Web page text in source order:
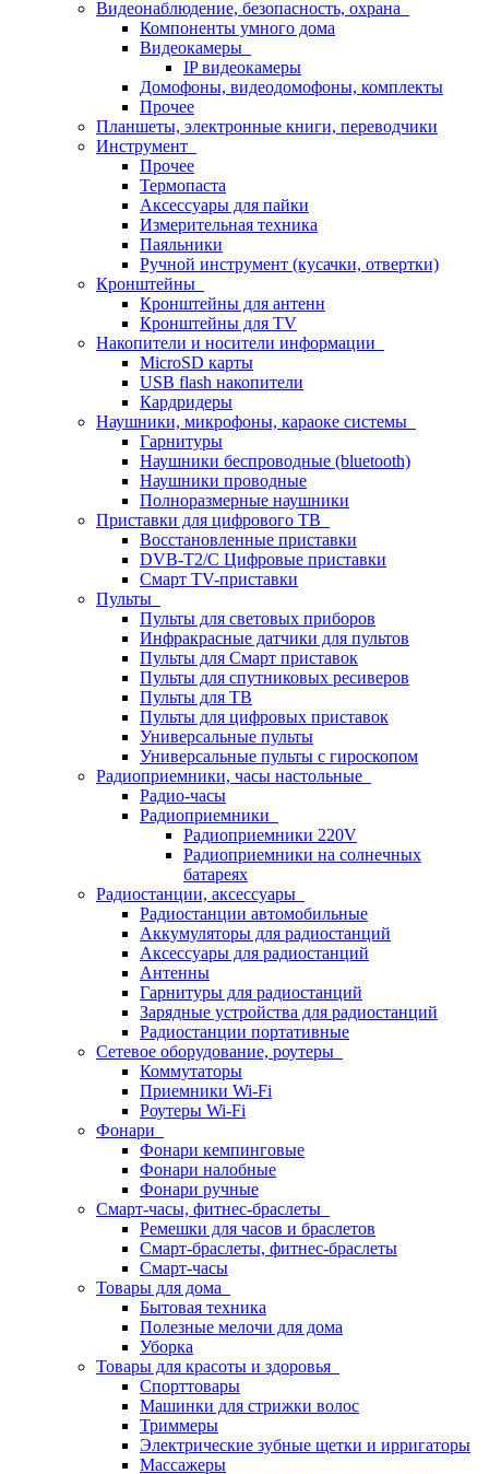
Видеонаблюдение, безопасность, охрана
Компоненты умного дома
Видеокамеры
IP видеокамеры
Домофоны, видеодомофоны, комплекты
Прочее
Планшеты, электронные книги, переводчики
Инструмент
Прочее
Термопаста
Аксессуары для пайки
Измерительная техника
Паяльники
Ручной инструмент (кусачки, отвертки)
Кронштейны
Кронштейны для антенн
Кронштейны для TV
Накопители и носители информации
MicroSD карты
USB flash накопители
Кардридеры
Наушники, микрофоны, караоке системы
Гарнитуры
Наушники беспроводные (bluetooth)
Наушники проводные
Полноразмерные наушники
Приставки для цифрового ТВ
Восстановленные приставки
DVB-T2/C Цифровые приставки
Смарт ТV-приставки
Пульты
Пульты для световых приборов
Инфракрасные датчики для пультов
Пульты для Смарт приставок
Пульты для спутниковых ресиверов
Пульты для ТВ
Пульты для цифровых приставок
Универсальные пульты
Универсальные пульты с гироскопом
Радиоприемники, часы настольные
Радио-часы
Радиоприемники
Радиоприемники 220V
Радиоприемники на солнечных
батареях
Радиостанции, аксессуары
Радиостанции автомобильные
Аккумуляторы для радиостанций
Аксессуары для радиостанций
Антенны
Гарнитуры для радиостанций
Зарядные устройства для радиостанций
Радиостанции портативные
Сетевое оборудование, роутеры
Коммутаторы
Приемники Wi-Fi
Роутеры Wi-Fi
Фонари
Фонари кемпинговые
Фонари налобные
Фонари ручные
Смарт-часы, фитнес-браслеты
Ремешки для часов и браслетов
Смарт-браслеты, фитнес-браслеты
Смарт-часы
Товары для дома
Бытовая техника
Полезные мелочи для дома
Уборка
Товары для красоты и здоровья
Спорттовары
Машинки для стрижки волос
Триммеры
Электрические зубные щетки и ирригаторы
Массажеры